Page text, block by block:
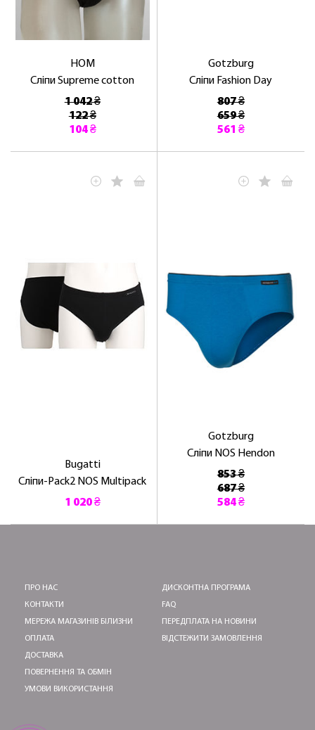
HOM
Сліпи Supreme cotton
1 042 ₴
122 ₴
104 ₴
Gotzburg
Сліпи Fashion Day
807 ₴
659 ₴
561 ₴
Bugatti
Сліпи-Pack2 NOS Multipack
1 020 ₴
Gotzburg
Сліпи NOS Hendon
853 ₴
687 ₴
584 ₴
ПРО НАС
КОНТАКТИ
МЕРЕЖА МАГАЗИНІВ БІЛИЗНИ
ОПЛАТА
ДОСТАВКА
ПОВЕРНЕННЯ ТА ОБМІН
УМОВИ ВИКОРИСТАННЯ
ДИСКОНТНА ПРОГРАМА
FAQ
ПЕРЕДПЛАТА НА НОВИНИ
ВІДСТЕЖИТИ ЗАМОВЛЕННЯ